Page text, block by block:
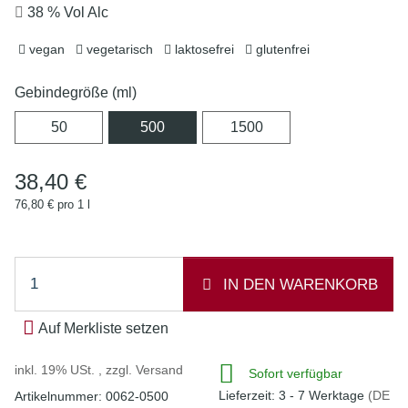
38 % Vol Alc
vegan vegetarisch laktosefrei glutenfrei
Gebindegröße (ml)
5050 500500 15001500
38,40 €
76,80 € pro 1 l
IN DEN WARENKORB
Auf Merkliste setzen
inkl. 19% USt. , zzgl. Versand
Artikelnummer: 0062-0500
Sofort verfügbar
Lieferzeit: 3 - 7 Werktage (DE